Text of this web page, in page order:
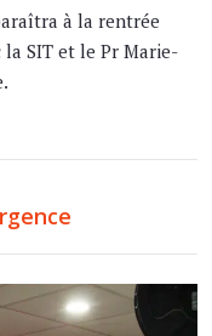
à la rentrée
SIT et le Pr Marie-